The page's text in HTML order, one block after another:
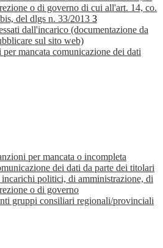
o di governo di cui all'art. 14, co.
del dlgs n. 33/2013 3
dall'incarico (documentazione da
sul sito web)
per mancata comunicazione dei dati
per mancata o incompleta
dei dati da parte dei titolari
politici, di amministrazione, di
o di governo
gruppi consiliari regionali/provinciali